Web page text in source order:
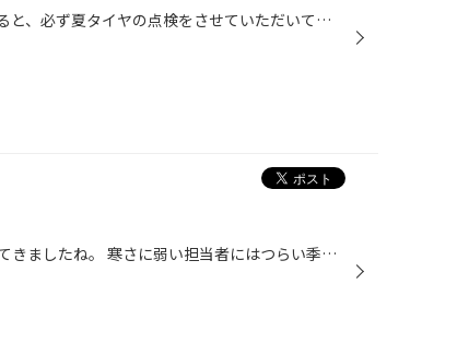
最近、お履き替えのお客様が来店されると、必ず夏タイヤの点検をさせていただいています。 残溝、外傷など来シーズンの装着が可能かどうかの点検をして、お客様にお話しています。 中には、偏摩耗していたりもしていますので、そういったお話もしています。 当店には… このようなタイヤの状態の一例...
こんにちは。 すっごい寒い気候になってきましたね。 寒さに弱い担当者にはつらい季節になってきました。 寒くなってきたせいか、お履き替えのお客様も増えてきました。 そんなスタッドレスタイヤも性能をきちんと発揮するためにタイヤの取付け角度の調整 をオススメしています。 接地がキチンとし...